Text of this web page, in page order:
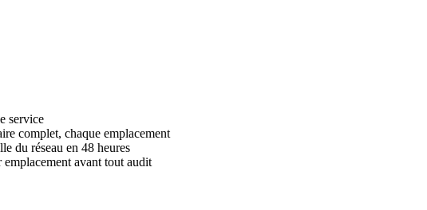
service
complet, chaque emplacement
du réseau en 48 heures
avant tout audit